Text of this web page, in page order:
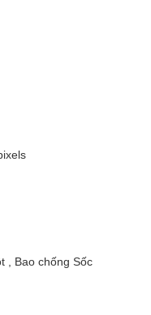
, Bao chống Sốc